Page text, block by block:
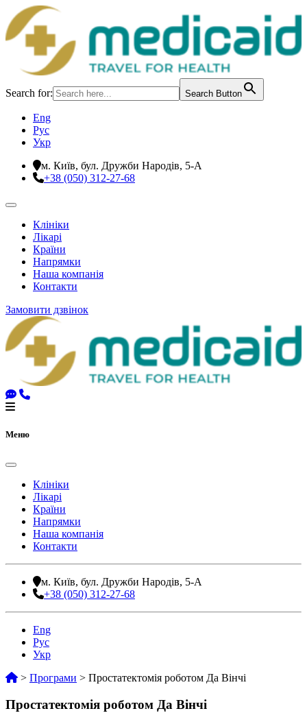
Search for: Search Button
Eng
Рус
Укр
м. Київ, бул. Дружби Народів, 5-А
+38 (050) 312-27-68
Клініки
Лікарі
Країни
Напрямки
Наша компанія
Контакти
Замовити дзвінок
Меню
Клініки
Лікарі
Країни
Напрямки
Наша компанія
Контакти
м. Київ, бул. Дружби Народів, 5-А
+38 (050) 312-27-68
Eng
Рус
Укр
> Програми > Простатектомія роботом Да Вінчі
Простатектомія роботом Да Вінчі